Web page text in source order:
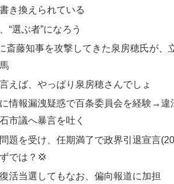
き換えられている
“選ぶ者”になろう
斎藤知事を攻撃してきた泉房穂氏が、
えば、やっぱり泉房穂さんでしょ
情報漏洩疑惑で百条委員会を経験→
市議へ暴言を吐く
題を受け、任期満了で政界引退宣言
では？💢
活当選してもなお、偏向報道に加担